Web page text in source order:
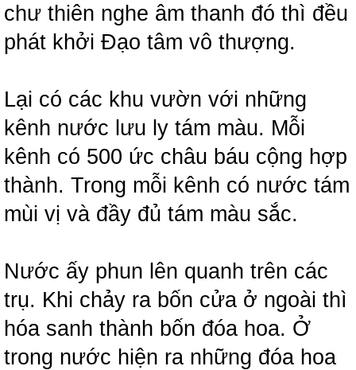
chư thiên nghe âm thanh đó thì đều
phát khởi Đạo tâm vô thượng.
Lại có các khu vườn với những
kênh nước lưu ly tám màu. Mỗi
kênh có 500 ức châu báu cộng hợp
thành. Trong mỗi kênh có nước tám
mùi vị và đầy đủ tám màu sắc.
Nước ấy phun lên quanh trên các
trụ. Khi chảy ra bốn cửa ở ngoài thì
hóa sanh thành bốn đóa hoa. Ở
trong nước hiện ra những đóa hoa